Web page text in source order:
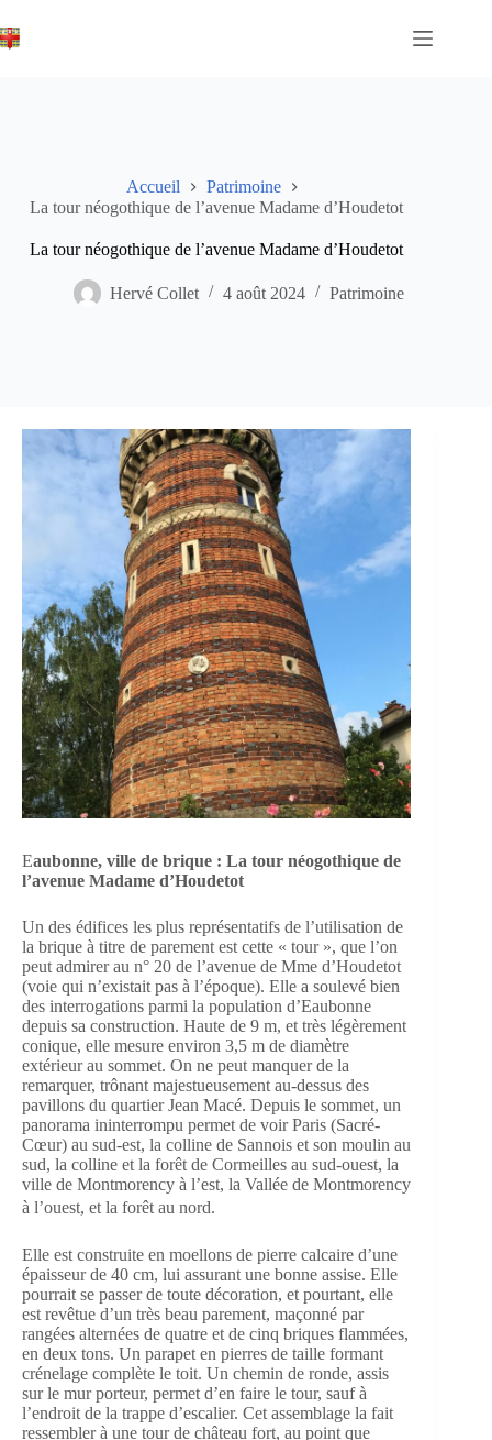
au
contenu
Accueil
Patrimoine
La tour néogothique de l’avenue Madame d’Houdetot
La tour néogothique de l’avenue Madame d’Houdetot
Hervé Collet 4 août 2024 Patrimoine
Eaubonne, ville de brique : La tour néogothique de
l’avenue Madame d’Houdetot
Un des édifices les plus représentatifs de l’utilisation de
la brique à titre de parement est cette « tour », que l’on
peut admirer au n° 20 de l’avenue de Mme d’Houdetot
(voie qui n’existait pas à l’époque). Elle a soulevé bien
des interrogations parmi la population d’Eaubonne
depuis sa construction. Haute de 9 m, et très légèrement
conique, elle mesure environ 3,5 m de diamètre
extérieur au sommet. On ne peut manquer de la
remarquer, trônant majestueusement au-dessus des
pavillons du quartier Jean Macé. Depuis le sommet, un
panorama ininterrompu permet de voir Paris (Sacré-
Cœur) au sud-est, la colline de Sannois et son moulin au
sud, la colline et la forêt de Cormeilles au sud-ouest, la
ville de Montmorency à l’est, la Vallée de Montmorency
à l’ouest, et la forêt au nord.
Elle est construite en moellons de pierre calcaire d’une
épaisseur de 40 cm, lui assurant une bonne assise. Elle
pourrait se passer de toute décoration, et pourtant, elle
est revêtue d’un très beau parement, maçonné par
rangées alternées de quatre et de cinq briques flammées,
en deux tons. Un parapet en pierres de taille formant
crénelage complète le toit. Un chemin de ronde, assis
sur le mur porteur, permet d’en faire le tour, sauf à
l’endroit de la trappe d’escalier. Cet assemblage la fait
ressembler à une tour de château fort, au point que